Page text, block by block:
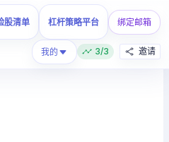
股清单 杠杆策略平台 绑定邮箱
我的 3/3 邀请